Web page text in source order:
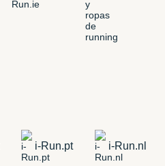
i-Run.pt i-Run.nl